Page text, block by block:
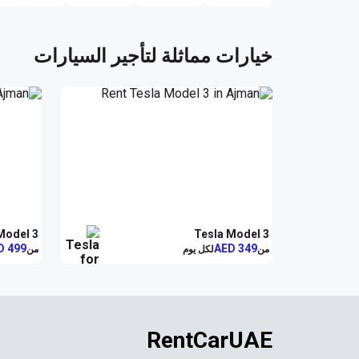
تجارب القيادة الذاتية والسلامة
قيادة نحو المستقبل المستدام
أمامك. حان الوقت لتحلق فوق الزحام بسيارة تفهم
خيارات مماثلة لتأجير السيارات
Tesla Model 3
منAED 349لكل يوم
3
من499
RentCarUAE